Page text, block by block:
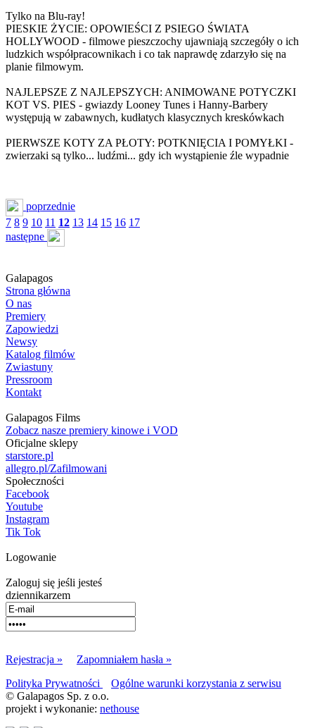
Tylko na Blu-ray!
PIESKIE ŻYCIE: OPOWIEŚCI Z PSIEGO ŚWIATA
HOLLYWOOD - filmowe pieszczochy ujawniają szczegóły o ich
ludzkich współpracownikach i co tak naprawdę zdarzyło się na
planie filmowym.
NAJLEPSZE Z NAJLEPSZYCH: ANIMOWANE POTYCZKI
KOT VS. PIES - gwiazdy Looney Tunes i Hanny-Barbery
występują w zabawnych, kudłatych klasycznych kreskówkach
PIERWSZE KOTY ZA PŁOTY: POTKNIĘCIA I POMYŁKI -
zwierzaki są tylko... ludźmi... gdy ich wystąpienie źle wypadnie
poprzednie
7 8 9 10 11 12 13 14 15 16 17
następne
Galapagos
Strona główna
O nas
Premiery
Zapowiedzi
Newsy
Katalog filmów
Zwiastuny
Pressroom
Kontakt
Galapagos Films
Zobacz nasze premiery kinowe i VOD
Oficjalne sklepy
starstore.pl
allegro.pl/Zafilmowani
Społeczności
Facebook
Youtube
Instagram
Tik Tok
Logowanie
Zaloguj się jeśli jesteś
dziennikarzem
Rejestracja »
Zapomniałem hasła »
Polityka Prywatności
Ogólne warunki korzystania z serwisu
© Galapagos Sp. z o.o.
projekt i wykonanie: nethouse